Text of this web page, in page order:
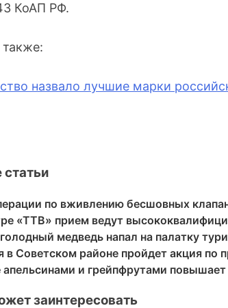
КоАП РФ.
также:
назвало лучшие марки
по вживлению бесшовных
«ТТВ» прием ведут
медведь напал на палатку
в Советском районе пройдет акция по
апельсинами и грейпфрутами
заинтересовать